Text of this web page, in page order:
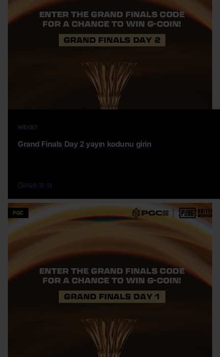
WIDGET
Grand Finals Day 2 yayın kodunu girin
2025-12-13
PGC